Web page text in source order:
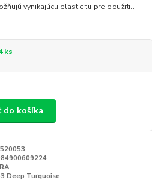
vynikajúcu elasticitu pre použiti...
ks
do košíka
Deep Turquoise